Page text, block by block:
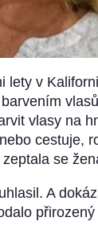
lety v
vlasy na
cestuje,
se
A